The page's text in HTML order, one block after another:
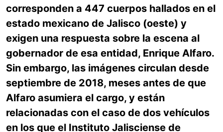
corresponden a 447 cuerpos hallados en el
estado mexicano de Jalisco (oeste) y
exigen una respuesta sobre la escena al
gobernador de esa entidad, Enrique Alfaro.
Sin embargo, las imágenes circulan desde
septiembre de 2018, meses antes de que
Alfaro asumiera el cargo, y están
relacionadas con el caso de dos vehículos
en los que el Instituto Jalisciense de